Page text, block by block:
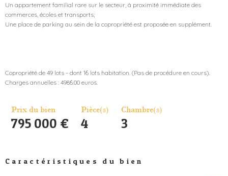
Un appartement familial rare sur le secteur, à proximité immédiate des
commerces, écoles et transports;
Une place de parking au sein de la copropriété est proposée en supplément.
Copropriété de 49 lots - dont 16 lots habitation. (Pas de procédure en cours).
Prix du bien
795 000 €
Pièce(s)
4
Chambre(s)
3
Caractéristiques du bien